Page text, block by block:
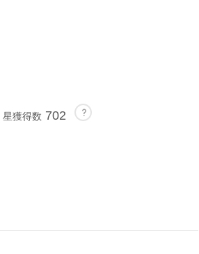
星獲得数 702